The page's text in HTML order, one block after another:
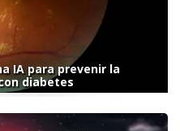
IA para prevenir la
diabetes